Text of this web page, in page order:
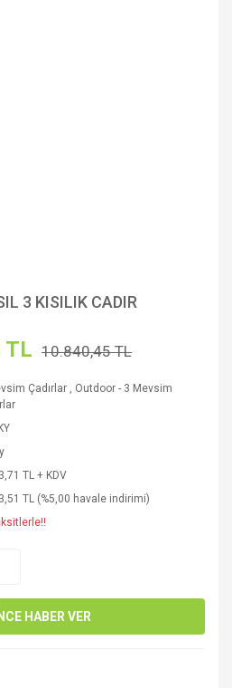
3 KISILIK CADIR
TL 10.840,45 TL
Çadırlar , Outdoor - 3 Mevsim
TL + KDV
TL (%5,00 havale indirimi)
HABER VER